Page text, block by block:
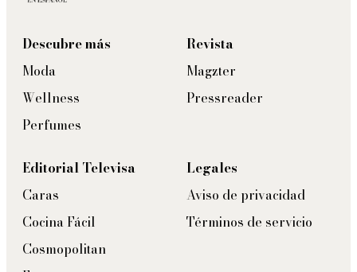
Descubre más
Moda
Wellness
Perfumes
Revista
Magzter
Pressreader
Editorial Televisa
Caras
Cocina Fácil
Cosmopolitan
Legales
Aviso de privacidad
Términos de servicio